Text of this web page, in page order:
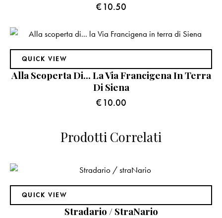
€10.50
Alla Scoperta Di… La Via Francigena In Terra
Di Siena
€10.00
QUICK VIEW
Prodotti Correlati
Stradario / StraNario
QUICK VIEW